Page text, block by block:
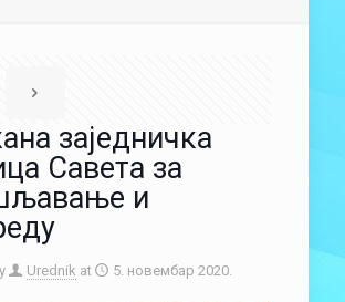
заједничка
Савета за
и
Urednik at 5. новембар 2020.